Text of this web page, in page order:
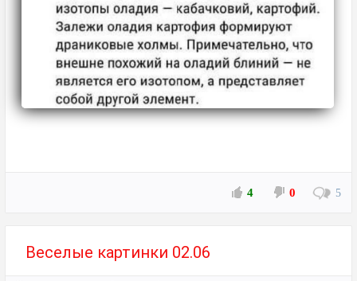
4 0 5
Веселые картинки 02.06